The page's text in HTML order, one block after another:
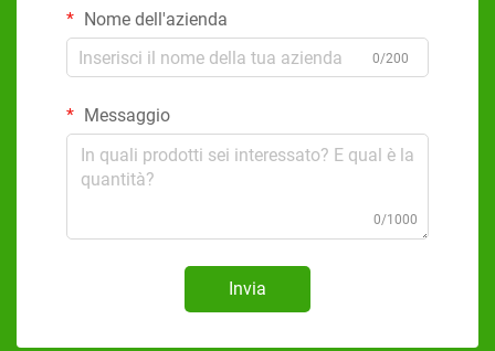
Nome dell'azienda
0/200
Messaggio
0/1000
Invia